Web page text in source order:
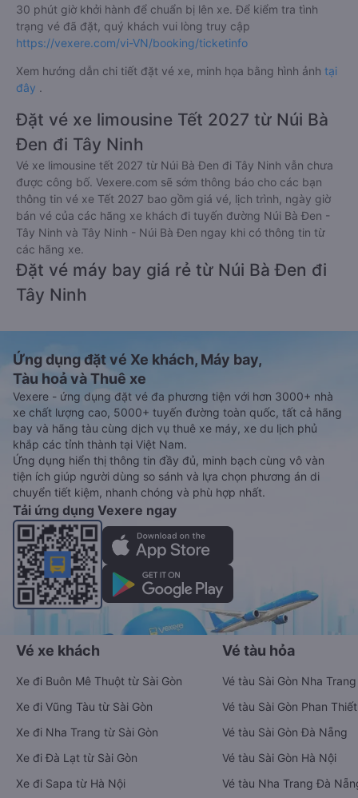
30 phút giờ khởi hành để chuẩn bị lên xe. Để kiểm tra tình
trạng vé đã đặt, quý khách vui lòng truy cập
https://vexere.com/vi-VN/booking/ticketinfo
Xem hướng dẫn chi tiết đặt vé xe, minh họa bằng hình ảnh tại
đây .
Đặt vé xe limousine Tết 2027 từ Núi Bà
Đen đi Tây Ninh
Vé xe limousine tết 2027 từ Núi Bà Đen đi Tây Ninh vẫn chưa
được công bố. Vexere.com sẽ sớm thông báo cho các bạn
thông tin vé xe Tết 2027 bao gồm giá vé, lịch trình, ngày giờ
bán vé của các hãng xe khách đi tuyến đường Núi Bà Đen -
Tây Ninh và Tây Ninh - Núi Bà Đen ngay khi có thông tin từ
các hãng xe.
Đặt vé máy bay giá rẻ từ Núi Bà Đen đi
Tây Ninh
Ứng dụng đặt vé Xe khách, Máy bay,
Tàu hoả và Thuê xe
Vexere - ứng dụng đặt vé đa phương tiện với hơn 3000+ nhà
xe chất lượng cao, 5000+ tuyến đường toàn quốc, tất cả hãng
bay và hãng tàu cùng dịch vụ thuê xe máy, xe du lịch phủ
khắp các tỉnh thành tại Việt Nam.
Ứng dụng hiển thị thông tin đầy đủ, minh bạch cùng vô vàn
tiện ích giúp người dùng so sánh và lựa chọn phương án di
chuyển tiết kiệm, nhanh chóng và phù hợp nhất.
Tải ứng dụng Vexere ngay
Vé xe khách
Xe đi Buôn Mê Thuột từ Sài Gòn
Xe đi Vũng Tàu từ Sài Gòn
Xe đi Nha Trang từ Sài Gòn
Xe đi Đà Lạt từ Sài Gòn
Xe đi Sapa từ Hà Nội
Vé tàu hỏa
Vé tàu Sài Gòn Nha Trang
Vé tàu Sài Gòn Phan Thiết
Vé tàu Sài Gòn Đà Nẵng
Vé tàu Sài Gòn Hà Nội
Vé tàu Nha Trang Đà